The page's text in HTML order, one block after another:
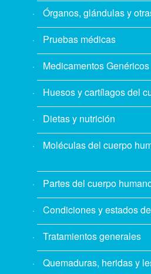
Órganos, glándulas y
Pruebas médicas
Medicamentos Genéricos
Huesos y cartílagos del
Dietas y nutrición
Moléculas del cuerpo
Partes del cuerpo
Condiciones y estados
Tratamientos generales
Quemaduras, heridas y